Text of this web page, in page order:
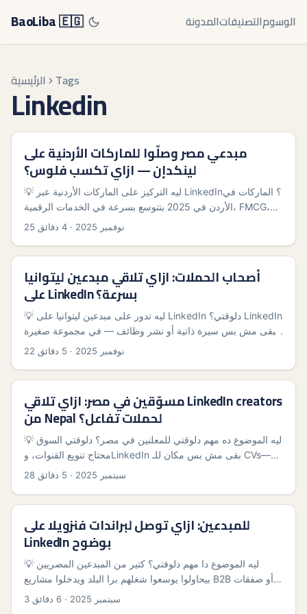
BaoLiba 🇪🇬 المدونةالتصنيفاتالوسوم
الرئيسية Tags
Linkedin
مبدعي مصر وصلّوا للماركات الأردنية على
لينكدإن — ازاي تكسب فلوس؟
💡 ليه التركيز على الماركات الأردنية عبر LinkedIn؟ الماركات في
الأردن في 2025 بتتوسع بسرعة في الخدمات الرقمية، FMCG،
والسفر الإقليمي — ودا معناه ميزانيات تسويق بتتوزع على القنوات
فيسبوك أو تيك توك. ...
25 نوفمبر 2025 ·4 دقائق
أصحاب الحملات: ازاي تلاقي مبدعين ليتوانيا
على LinkedIn بسرعة؟
💡 ليه تدور على مبدعين ليتوانيا على LinkedIn دلوقتي؟ LinkedIn
مبقى مش بس سيرة ذاتية أو نشر وظائف — في مجموعة صغيرة
من المبدعين اللي بيستخدموا المنصة بذكاء: newsletters، تعليقات
منصّة LinkedIn مكان قوي لو بتستهدف جماهير نيش، خصوصًا في
قطاعات B2B، تكنولوجيا، وHR. ...
22 نوفمبر 2025 · 5 دقائق
مسوّقين في مصر: ازاي تلاقي LinkedIn creators
من Nepal لحملات تفاعل؟
💡 ليه الموضوع ده مهم دلوقتي للمعلنين في مصر؟ دلوقتي السوق
محتاج تنويع القنوات، وLinkedIn بقى مش بس مكان للـ CVs—
صُناع محتوى محترفين على المنصة بيقدروا يولّدوا تفاعل B2B
28 سبتمبر 2025 · 5 دقائق
للمبدعين: ازاي توصل لبراندات فنزويلا على
LinkedIn بوضوح
💡 ليه الموضوع دا مهم دلوقتي؟ كتير من المبدعين المصريين
بيحاولوا يوسعوا شغلهم برا البلد ويدخلوا مشاريع B2B أو صفقات
تعاون مع براندات برة. لو هدفك براندات فنزويلا، LinkedIn ممكن
3 سبتمبر 2025 ·6 دقائق